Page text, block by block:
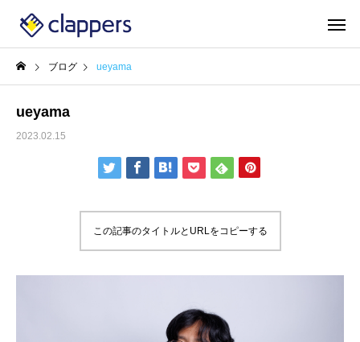
ブログ ueyama
ueyama
2023.02.15
この記事のタイトルとURLをコピーする